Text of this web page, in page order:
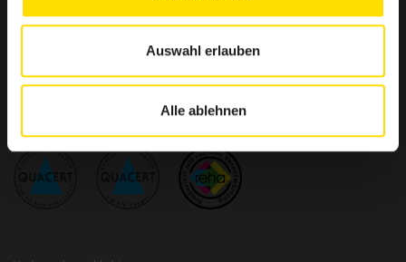
Auswahl erlauben
Alle ablehnen
Qualität und Anerkennung